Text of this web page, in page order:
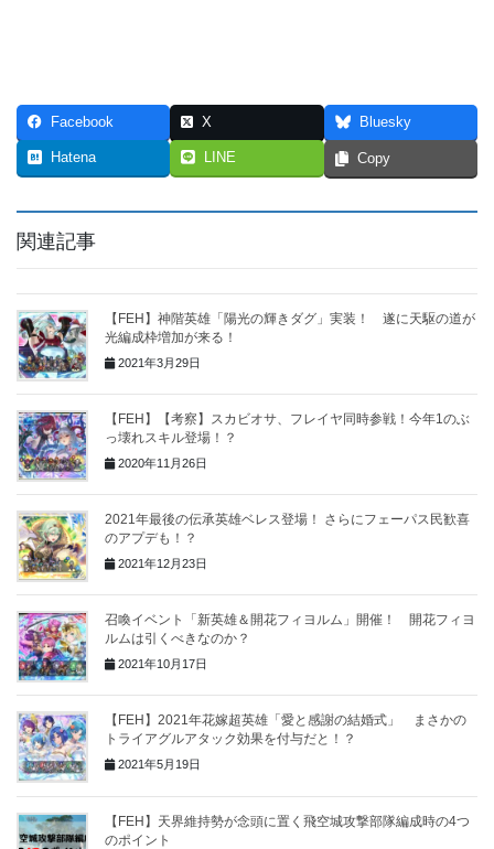
Facebook X Bluesky
Hatena LINE Copy
関連記事
【FEH】神階英雄「陽光の輝きダグ」実装！ 遂に天駆の道が
光編成枠増加が来る！
2021年3月29日
【FEH】【考察】スカビオサ、フレイヤ同時参戦！今年1のぶ
っ壊れスキル登場！？
2020年11月26日
2021年最後の伝承英雄ベレス登場！ さらにフェーパス民歓喜
のアプデも！？
2021年12月23日
召喚イベント「新英雄＆開花フィヨルム」開催！ 開花フィヨ
ルムは引くべきなのか？
2021年10月17日
【FEH】2021年花嫁超英雄「愛と感謝の結婚式」 まさかの
トライアグルアタック効果を付与だと！？
2021年5月19日
【FEH】天界維持勢が念頭に置く飛空城攻撃部隊編成時の4つ
のポイント